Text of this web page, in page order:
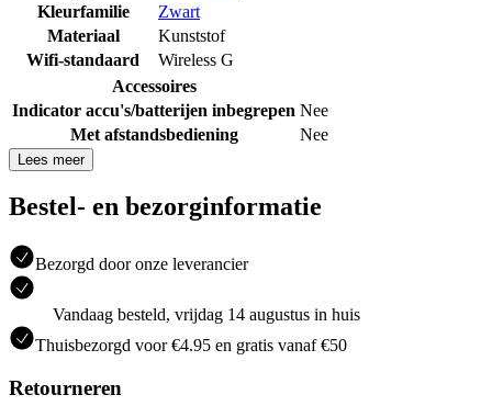
Kleurfamilie
Zwart
Materiaal
Kunststof
Wifi-standaard
Wireless G
Accessoires
Indicator accu's/batterijen inbegrepen Nee
Met afstandsbediening
Nee
Lees meer
Bestel- en bezorginformatie
Bezorgd door onze leverancier
Vandaag besteld, vrijdag 14 augustus in huis
Thuisbezorgd voor €4.95 en gratis vanaf €50
Retourneren